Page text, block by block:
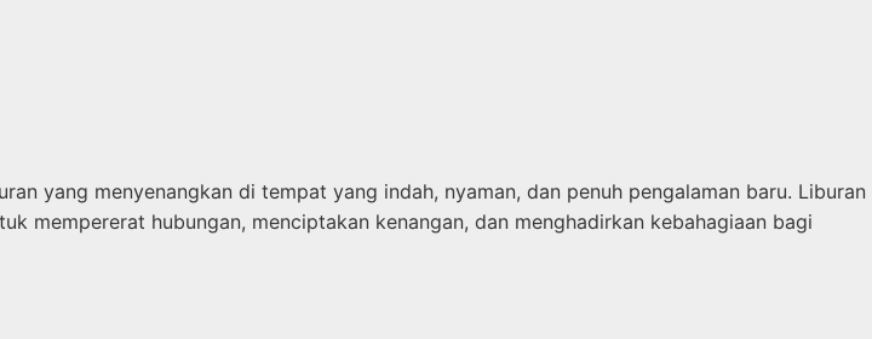
yang menyenangkan di tempat yang indah, nyaman, dan penuh pengalaman baru. Liburan
mempererat hubungan, menciptakan kenangan, dan menghadirkan kebahagiaan bagi